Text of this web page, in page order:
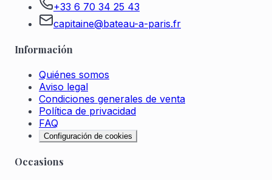
+33 6 70 34 25 43
capitaine@bateau-a-paris.fr
Información
Quiénes somos
Aviso legal
Condiciones generales de venta
Política de privacidad
FAQ
Configuración de cookies
Occasions